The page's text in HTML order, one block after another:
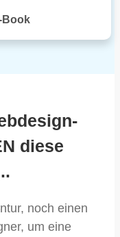
diese
noch einen
um eine